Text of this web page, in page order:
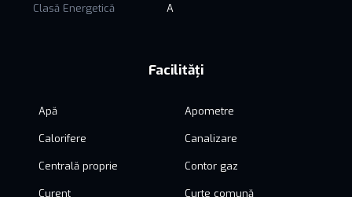
Clasă Energetică A
Facilități
Apă Apometre
Calorifere Canalizare
Centrală proprie Contor gaz
Curent Curte comună